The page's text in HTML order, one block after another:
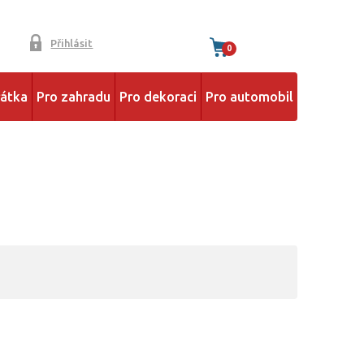
Přihlásit 0
Pro zahradu Pro dekoraci Pro automobil